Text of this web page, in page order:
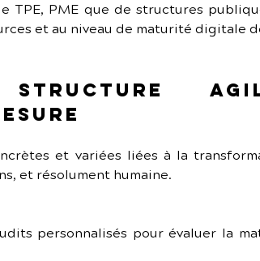
PME que de structures
et au niveau de maturité digitale
et variées liées à la
et résolument humaine.
personnalisés pour évaluer la